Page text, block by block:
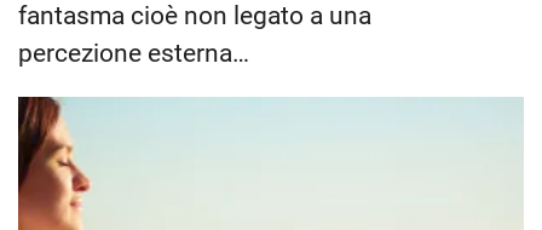
fantasma cioè non legato a una
percezione esterna…